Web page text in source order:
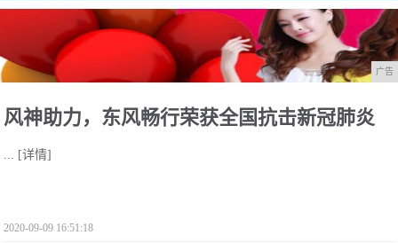
广告
风神助力，东风畅行荣获全国抗击新冠肺炎
... [详情]
2020-09-09 16:51:18